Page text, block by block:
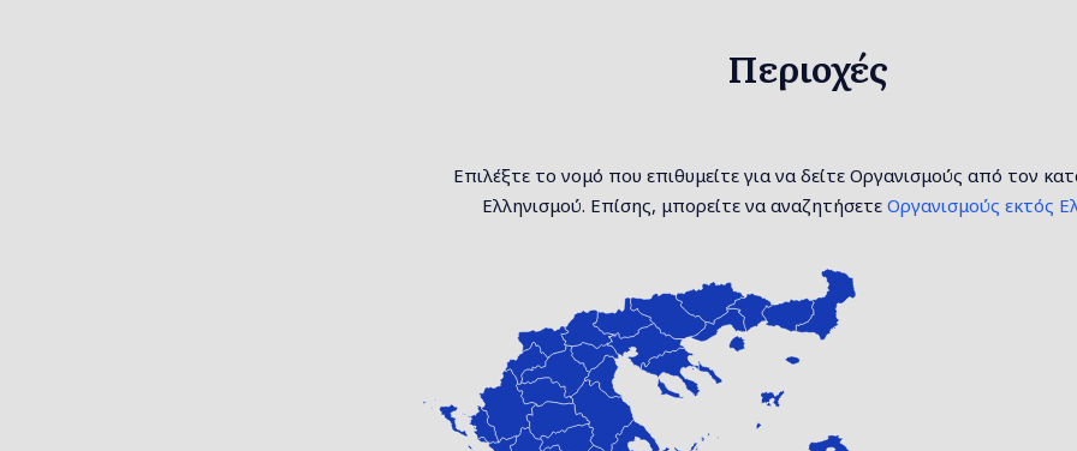
Περιοχές
Επιλέξτε το νομό που επιθυμείτε για να δείτε Οργανισμούς από τον
Ελληνισμού. Επίσης, μπορείτε να αναζητήσετε Οργανισμούς εκτός